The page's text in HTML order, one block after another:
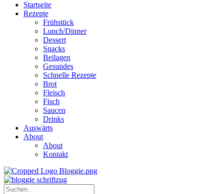
Startseite
Rezepte
Frühstück
Lunch/Dinner
Dessert
Snacks
Beilagen
Gesundes
Schnelle Rezepte
Brot
Fleisch
Fisch
Saucen
Drinks
Auswärts
About
About
Kontakt